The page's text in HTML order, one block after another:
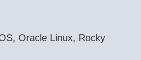
Oracle Linux, Rocky